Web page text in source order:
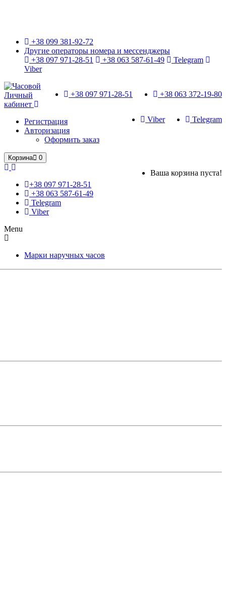
+38 099 381-92-72
Другие операторы номера и мессенджеры
+38 097 971-28-51
+38 063 587-61-49
Telegram
Viber
+38 063 372-19-80
+38 097 971-28-51
Telegram
Viber
Личный
кабинет
Регистрация
Авторизация
Оформить заказ
Корзина 0
Ваша корзина пуста!
+38 097 971-28-51
+38 063 587-61-49
Telegram
Viber
Menu
Марки наручных часов